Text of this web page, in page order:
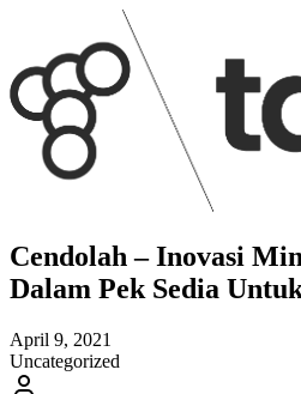
Cendolah – Inovasi
Dalam Pek Sedia
April 9, 2021
Uncategorized